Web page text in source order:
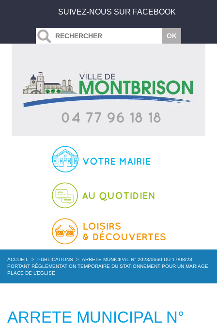
SUIVEZ-NOUS SUR FACEBOOK
ACCUEIL > PUBLICATIONS > ARRETE MUNICIPAL N° 2023/0660 DU 17/08/23
PORTANT RÉGLEMENTATION TEMPORAIRE DU STATIONNEMENT POUR UN MARIAGE
PLACE DE L’EGLISE
ARRETE MUNICIPAL N°